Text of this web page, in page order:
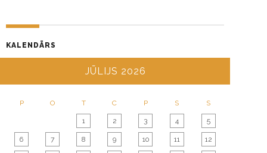
G
A
T
O
N
KALENDĀRS
JŪLIJS 2026
P O T C P S S
1 2 3 4 5
6 7 8 9 10 11 12